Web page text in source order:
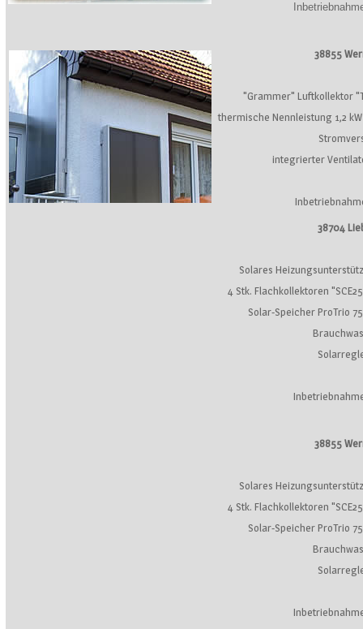
38855
"Grammer" Luftkollektor
thermische Nennleistung 1,2
integrierter
38704
Solares
4 Stk. Flachkollektoren
Solar-Speicher ProTrio
38855
Solares
4 Stk. Flachkollektoren
Solar-Speicher ProTrio